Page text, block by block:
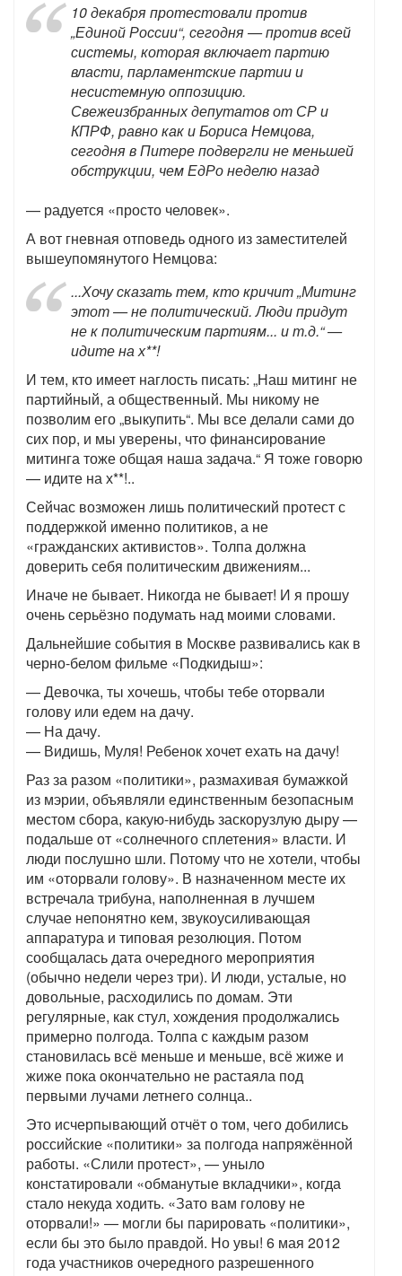
10 декабря протестовали против
„Единой России“, сегодня — против всей
системы, которая включает партию
власти, парламентские партии и
несистемную оппозицию.
Свежеизбранных депутатов от СР и
КПРФ, равно как и Бориса Немцова,
сегодня в Питере подвергли не меньшей
обструкции, чем ЕдРо неделю назад
— радуется «просто человек».
А вот гневная отповедь одного из заместителей
вышеупомянутого Немцова:
...Хочу сказать тем, кто кричит „Митинг
этот — не политический. Люди придут
не к политическим партиям... и т.д.“ —
идите на х**!
И тем, кто имеет наглость писать: „Наш митинг не
партийный, а общественный. Мы никому не
позволим его „выкупить“. Мы все делали сами до
сих пор, и мы уверены, что финансирование
митинга тоже общая наша задача.“ Я тоже говорю
— идите на х**!..
Сейчас возможен лишь политический протест с
поддержкой именно политиков, а не
«гражданских активистов». Толпа должна
доверить себя политическим движениям...
Иначе не бывает. Никогда не бывает! И я прошу
очень серьёзно подумать над моими словами.
Дальнейшие события в Москве развивались как в
черно-белом фильме «Подкидыш»:
— Девочка, ты хочешь, чтобы тебе оторвали
голову или едем на дачу.
— На дачу.
— Видишь, Муля! Ребенок хочет ехать на дачу!
Раз за разом «политики», размахивая бумажкой
из мэрии, объявляли единственным безопасным
местом сбора, какую-нибудь заскорузлую дыру —
подальше от «солнечного сплетения» власти. И
люди послушно шли. Потому что не хотели, чтобы
им «оторвали голову». В назначенном месте их
встречала трибуна, наполненная в лучшем
случае непонятно кем, звукоусиливающая
аппаратура и типовая резолюция. Потом
сообщалась дата очередного мероприятия
(обычно недели через три). И люди, усталые, но
довольные, расходились по домам. Эти
регулярные, как стул, хождения продолжались
примерно полгода. Толпа с каждым разом
становилась всё меньше и меньше, всё жиже и
жиже пока окончательно не растаяла под
первыми лучами летнего солнца..
Это исчерпывающий отчёт о том, чего добились
российские «политики» за полгода напряжённой
работы. «Слили протест», — уныло
констатировали «обманутые вкладчики», когда
стало некуда ходить. «Зато вам голову не
оторвали!» — могли бы парировать «политики»,
если бы это было правдой. Но увы! 6 мая 2012
года участников очередного разрешенного